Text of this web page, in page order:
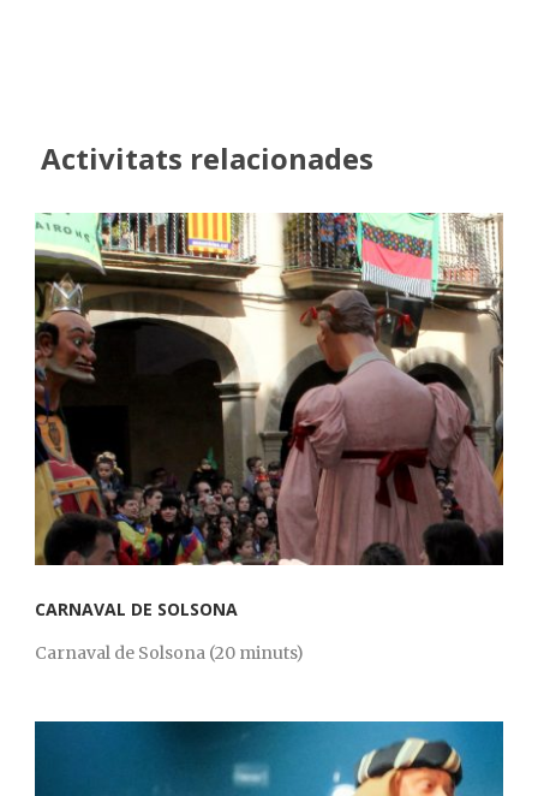
Activitats relacionades
CARNAVAL DE SOLSONA
Carnaval de Solsona (20 minuts)